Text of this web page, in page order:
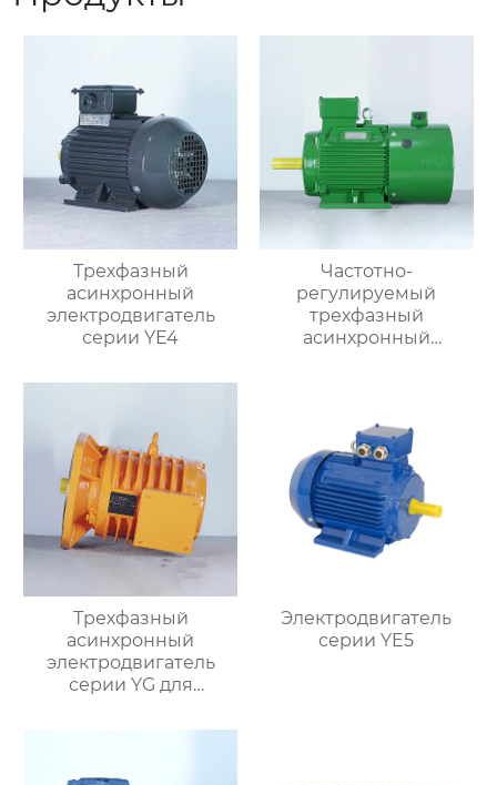
Трехфазный
асинхронный
электродвигатель
серии YE4
Частотно-
регулируемый
трехфазный
асинхронный
Трехфазный
асинхронный
электродвигатель
серии YG для
Электродвигатель
серии YE5